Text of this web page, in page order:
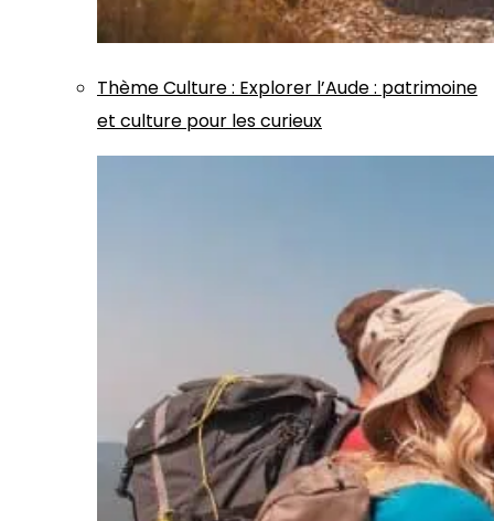
ThèmeCulture: Explorer l’Aude : patrimoine
et culture pour les curieux